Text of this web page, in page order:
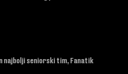
najbolji seniorski tim, Fanatik